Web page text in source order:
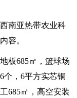
南亚热带农业科
容。
板685㎡，篮球场
个，6平方实芯铜
685㎡，高空安装